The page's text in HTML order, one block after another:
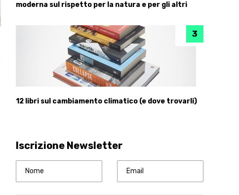
moderna sul rispetto per la natura e per gli altri
12 libri sul cambiamento climatico (e dove trovarli)
Iscrizione Newsletter